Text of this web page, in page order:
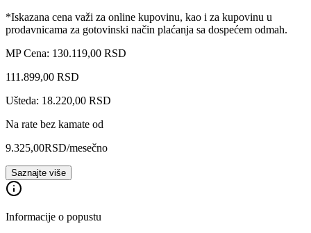
*Iskazana cena važi za online kupovinu, kao i za kupovinu u
prodavnicama za gotovinski način plaćanja sa dospećem odmah.
MP Cena: 130.119,00 RSD
111.899,00 RSD
Ušteda: 18.220,00 RSD
Na rate bez kamate od
9.325,00RSD/mesečno
Saznajte više
Informacije o popustu